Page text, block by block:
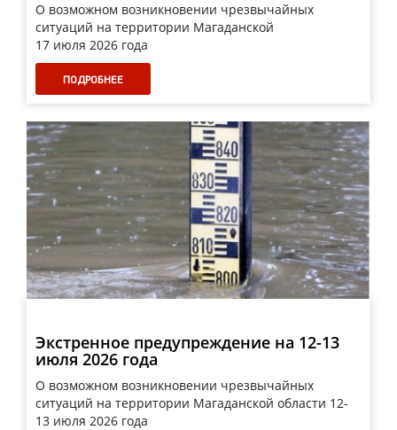
О возможном возникновении чрезвычайных
ситуаций на территории Магаданской
17 июля 2026 года
ПОДРОБНЕЕ
Экстренное предупреждение на 12-13
июля 2026 года
О возможном возникновении чрезвычайных
ситуаций на территории Магаданской области 12-
13 июля 2026 года